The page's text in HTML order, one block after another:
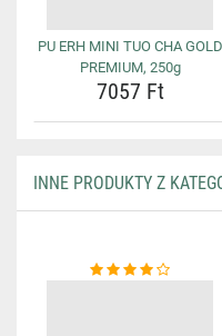
PU ERH MINI TUO CHA GOLD
PREMIUM, 250g
7057 Ft
INNE PRODUKTY Z